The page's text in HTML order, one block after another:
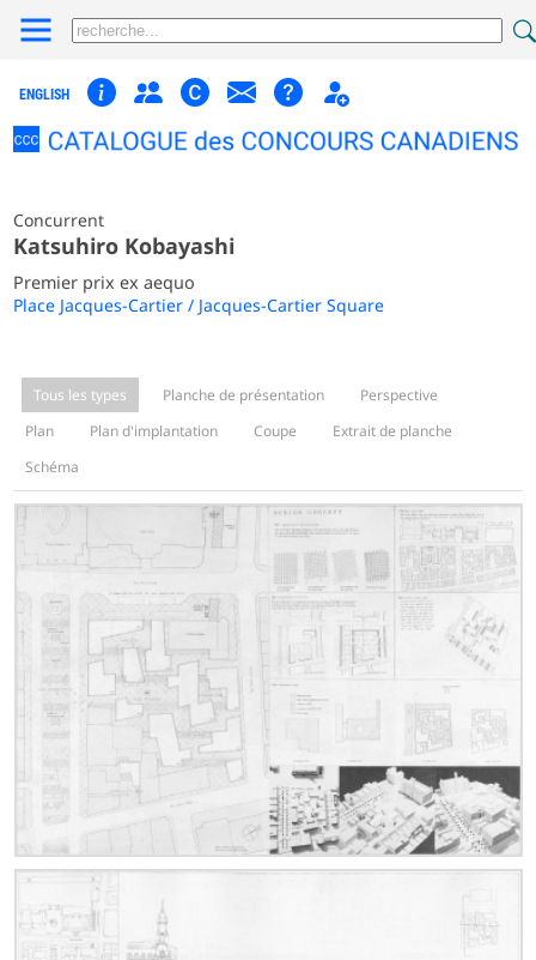
ENGLISH
Concurrent
Katsuhiro Kobayashi
Premier prix ex aequo
Place Jacques-Cartier / Jacques-Cartier Square
Tous les types Planche de présentation
Perspective
Plan
Plan d'implantation Coupe
Extrait de planche
Schéma